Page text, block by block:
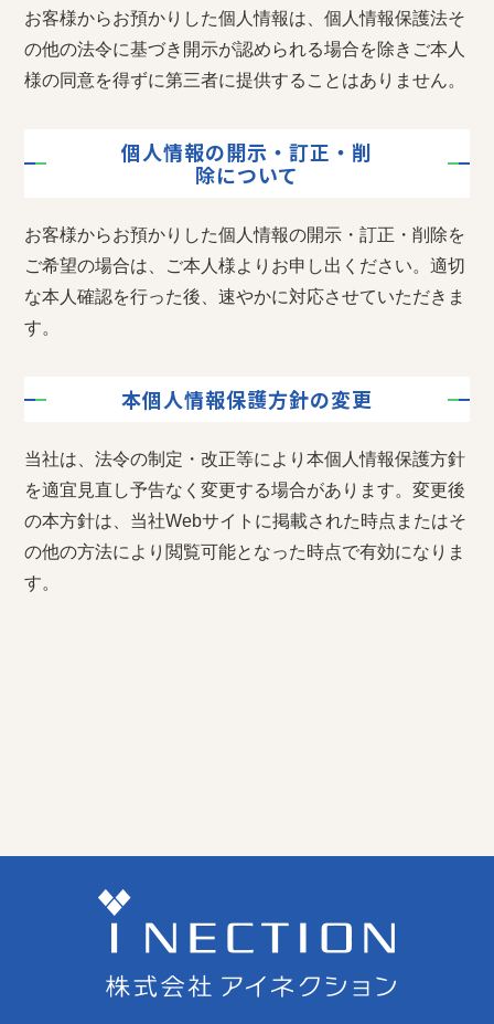
お客様からお預かりした個人情報は、個人情報保護法そ
の他の法令に基づき開示が認められる場合を除きご本人
様の同意を得ずに第三者に提供することはありません。
個人情報の開示・訂正・削
除について
お客様からお預かりした個人情報の開示・訂正・削除を
ご希望の場合は、ご本人様よりお申し出ください。適切
な本人確認を行った後、速やかに対応させていただきま
す。
本個人情報保護方針の変更
当社は、法令の制定・改正等により本個人情報保護方針
を適宜見直し予告なく変更する場合があります。変更後
の本方針は、当社Webサイトに掲載された時点またはそ
の他の方法により閲覧可能となった時点で有効になりま
す。